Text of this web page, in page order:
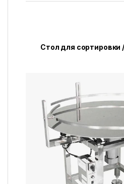
Стол для сортировки